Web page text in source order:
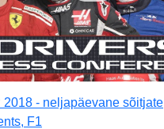
2018 - neljapäevane sõitjate
F1